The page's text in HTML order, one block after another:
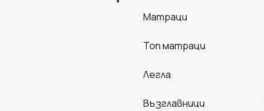
Матраци
Топ матраци
Легла
Възглавници